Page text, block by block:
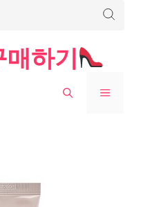
하기
MENU